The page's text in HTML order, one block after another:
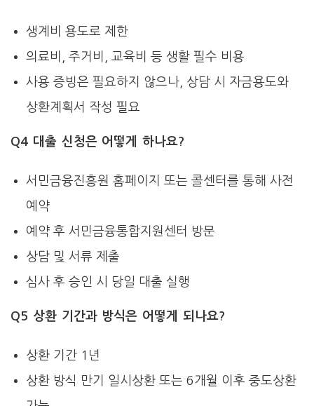
생계비 용도로 제한
의료비, 주거비, 교육비 등 생활 필수 비용
사용 증빙은 필요하지 않으나, 상담 시 자금용도와
상환계획서 작성 필요
Q4 대출 신청은 어떻게 하나요?
서민금융진흥원 홈페이지 또는 콜센터를 통해 사전
예약
예약 후 서민금융통합지원센터 방문
상담 및 서류 제출
심사 후 승인 시 당일 대출 실행
Q5 상환 기간과 방식은 어떻게 되나요?
상환 기간 1년
상환 방식 만기 일시상환 또는 6개월 이후 중도상환